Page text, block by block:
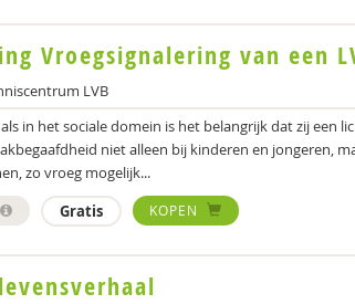
Vroegsignalering van een
LVB
in het sociale domein is het belangrijk dat zij een
niet alleen bij kinderen en jongeren,
zo vroeg mogelijk...
Gratis KOPEN